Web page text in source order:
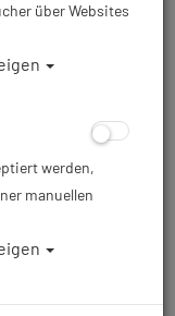
über Websites
werden,
manuellen